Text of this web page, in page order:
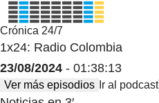
Crónica 24/7
1x24: Radio Colombia
23/08/2024 - 01:38:13
Ver más episodios Ir al podcast